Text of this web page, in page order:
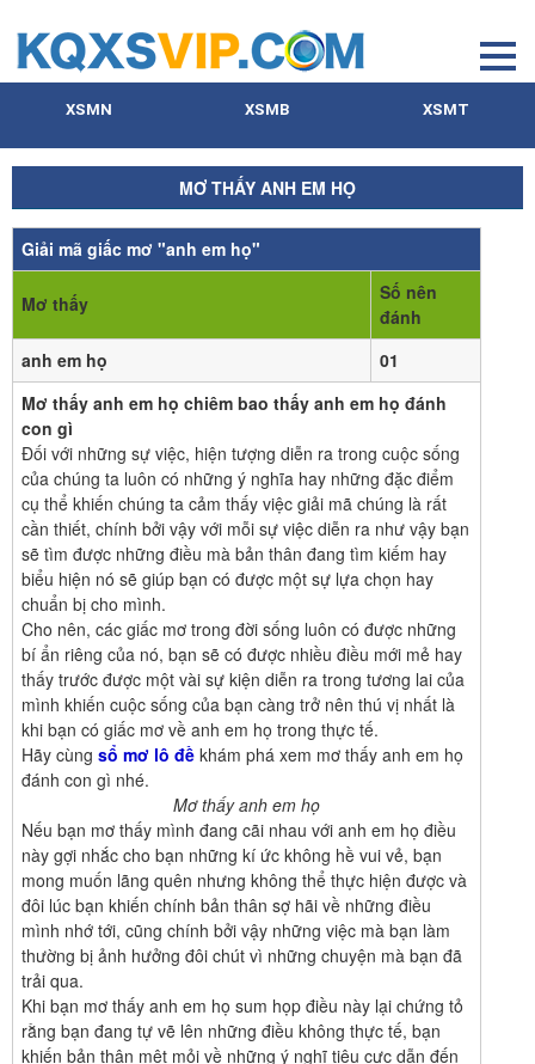
XSMN XSMB XSMT
MƠ THẤY ANH EM HỌ
Giải mã giấc mơ "anh em họ"
Mơ thấy
Số nên
đánh
anh em họ
01
Mơ thấy anh em họ chiêm bao thấy anh em họ đánh
con gì
Đối với những sự việc, hiện tượng diễn ra trong cuộc sống
của chúng ta luôn có những ý nghĩa hay những đặc điểm
cụ thể khiến chúng ta cảm thấy việc giải mã chúng là rất
cần thiết, chính bởi vậy với mỗi sự việc diễn ra như vậy bạn
sẽ tìm được những điều mà bản thân đang tìm kiếm hay
biểu hiện nó sẽ giúp bạn có được một sự lựa chọn hay
chuẩn bị cho mình.
Cho nên, các giấc mơ trong đời sống luôn có được những
bí ẩn riêng của nó, bạn sẽ có được nhiều điều mới mẻ hay
thấy trước được một vài sự kiện diễn ra trong tương lai của
mình khiến cuộc sống của bạn càng trở nên thú vị nhất là
khi bạn có giấc mơ về anh em họ trong thực tế.
Hãy cùng sổ mơ lô đề khám phá xem mơ thấy anh em họ
đánh con gì nhé.
Mơ thấy anh em họ
Nếu bạn mơ thấy mình đang cãi nhau với anh em họ điều
này gợi nhắc cho bạn những kí ức không hề vui vẻ, bạn
mong muốn lãng quên nhưng không thể thực hiện được và
đôi lúc bạn khiến chính bản thân sợ hãi về những điều
mình nhớ tới, cũng chính bởi vậy những việc mà bạn làm
thường bị ảnh hưởng đôi chút vì những chuyện mà bạn đã
trải qua.
Khi bạn mơ thấy anh em họ sum họp điều này lại chứng tỏ
rằng bạn đang tự vẽ lên những điều không thực tế, bạn
khiến bản thân mệt mỏi về những ý nghĩ tiêu cực dẫn đến